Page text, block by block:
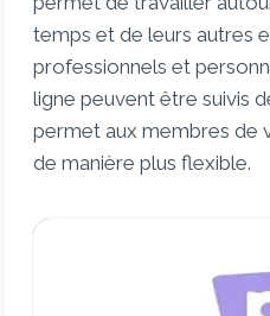
temps et de leurs autres
professionnels et
ligne peuvent être suivis
permet aux membres de
de manière plus flexible.